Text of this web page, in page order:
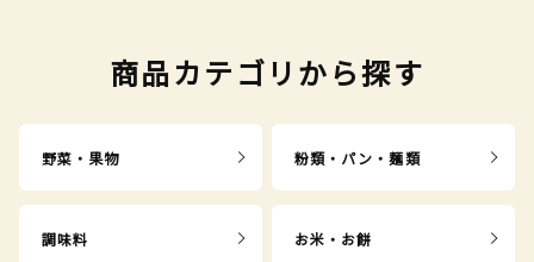
商品カテゴリから探す
野菜・果物 粉類・パン・麺類
調味料 お米・お餅